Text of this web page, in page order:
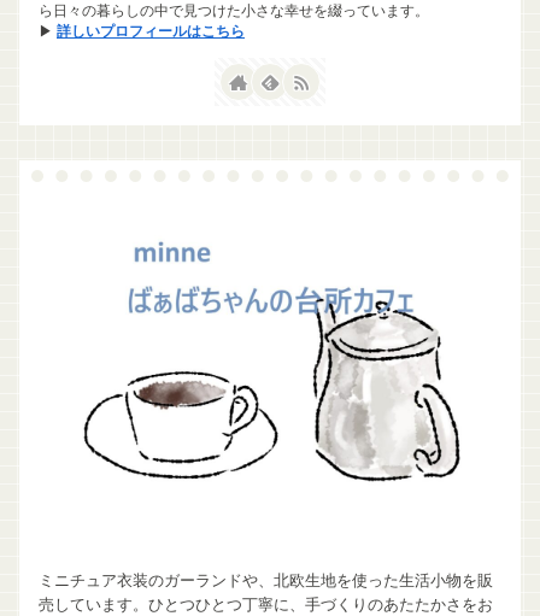
ら日々の暮らしの中で見つけた小さな幸せを綴っています。
▶ 詳しいプロフィールはこちら
ミニチュア衣装のガーランドや、北欧生地を使った生活小物を販
売しています。ひとつひとつ丁寧に、手づくりのあたたかさをお